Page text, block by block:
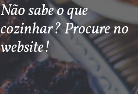
Não sabe o que
cozinhar? Procure no
website!